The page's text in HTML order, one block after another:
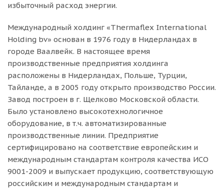
избыточный расход энергии.
Международный холдинг «Thermaflex International
Holding bv» основан в 1976 году в Нидерландах в
городе Ваалвейк. В настоящее время
производственные предприятия холдинга
расположены в Нидерландах, Польше, Турции,
Тайланде, а в 2005 году открыто производство России.
Завод построен в г. Щелково Московской области.
Было установлено высокотехнологичное
оборудование, в т.ч. автоматизированные
производственные линии. Предприятие
сертифицировано на соответствие европейским и
международным стандартам контроля качества ИСО
9001-2009 и выпускает продукцию, соответствующую
российским и международным стандартам и